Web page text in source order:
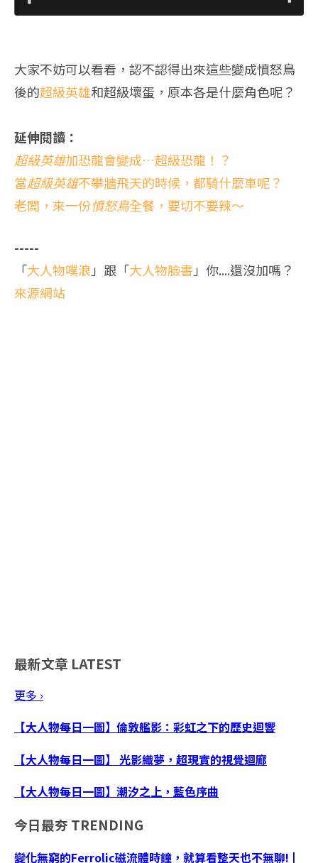
大家不妨可以看看，認不認得出來這些變成憤怒鳥
後的超級英雄和超級壞蛋，原本各是什麼角色呢？
延伸閱讀：
超級英雄加恐龍會變成…超級恐龍！？
當超級英雄不攀牆飛天的時候，都騎什麼車呢？
老闆，來一份憤怒鳥全餐，要切不要辣～
-----
「大人物噗浪 」跟「大人物臉書」你....還沒加嗎？
來源網站
最新文章 LATEST
更多 ›
【大人物每日一圖】倫敦艦影：彩虹之下的歷史迴響
【大人物每日一圖】 光影織夢，超現實的視覺迴廊
【大人物每日一圖】潮汐之上，藍色序曲
今日最夯 TRENDING
變化無窮的Ferrolic磁流體時鐘，就算看整天也不無聊! |